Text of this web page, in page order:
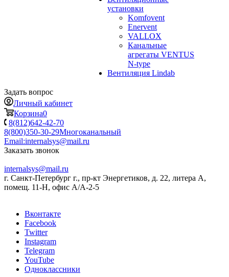
установки
Komfovent
Enervent
VALLOX
Канальные
агрегаты VENTUS
N-type
Вентиляция Lindab
Задать вопрос
Личный кабинет
Корзина0
8(812)642-42-70
8(800)350-30-29Многоканальный
Email:internalsys@mail.ru
Заказать звонок
internalsys@mail.ru
г. Санкт-Петербург г., пр-кт Энергетиков, д. 22, литера А,
помещ. 11-Н, офис А/А-2-5
Вконтакте
Facebook
Twitter
Instagram
Telegram
YouTube
Одноклассники